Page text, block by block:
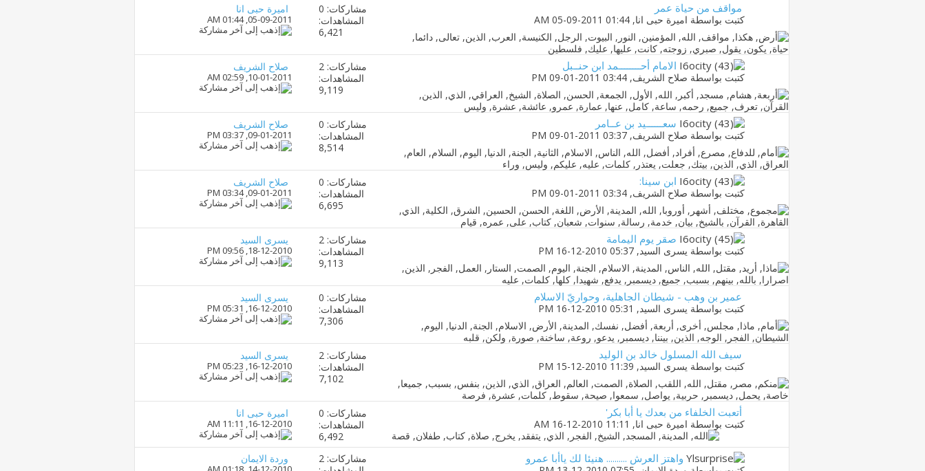
مواقف من حياة عمر
كتبت بواسطة اميرة حبى انا‏, 05-09-2011 01:44 AM
مشاركات: 0
المشاهدات:
6,421
اميرة حبى انا
05-09-2011,
01:44 AM
الامام أحــــــــمد ابن حنــبل
كتبت بواسطة صلاح الشريف‏, 09-01-2011 03:44 PM
مشاركات: 2
المشاهدات:
9,119
صلاح الشريف
10-01-2011,
02:59 AM
سعــــــيد بن عــامر
كتبت بواسطة صلاح الشريف‏, 09-01-2011 03:37 PM
مشاركات: 0
المشاهدات:
8,514
صلاح الشريف
09-01-2011,
03:37 PM
ابن سينا:
كتبت بواسطة صلاح الشريف‏, 09-01-2011 03:34 PM
مشاركات: 0
المشاهدات:
6,695
صلاح الشريف
09-01-2011,
03:34 PM
صقر يوم اليمامة
كتبت بواسطة يسرى السيد‏, 16-12-2010 05:37 PM
مشاركات: 2
المشاهدات:
9,113
يسرى السيد
18-12-2010,
09:56 PM
عمير بن وهب - شيطان الجاهلية، وحواريّ الاسلام
كتبت بواسطة يسرى السيد‏, 16-12-2010 05:31 PM
مشاركات: 0
المشاهدات:
7,306
يسرى السيد
16-12-2010,
05:31 PM
سيف الله المسلول خالد بن الوليد
كتبت بواسطة يسرى السيد‏, 15-12-2010 11:39 PM
مشاركات: 2
المشاهدات:
7,102
يسرى السيد
16-12-2010,
05:23 PM
أتعبت الخلفاء من بعدك يا أبا بكر'
كتبت بواسطة اميرة حبى انا‏, 16-12-2010 11:11 AM
مشاركات: 0
المشاهدات:
6,492
اميرة حبى انا
16-12-2010,
11:11 AM
واهتز العرش .......... هنيئا لك ياأبا عمرو
مشاركات: 2
وردة الايمان